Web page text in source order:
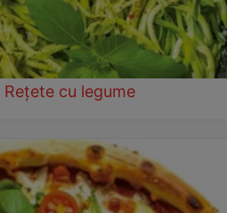
Rețete cu legume